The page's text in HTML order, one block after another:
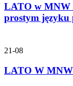
LATO w MNW
prostym języku
21-08
LATO W